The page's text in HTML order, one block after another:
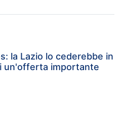
la Lazio lo cederebbe in
un'offerta importante